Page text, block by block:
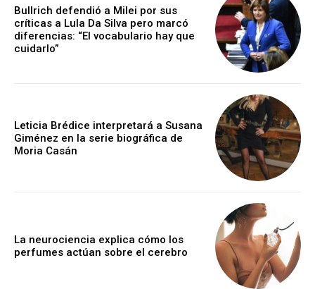
Bullrich defendió a Milei por sus
críticas a Lula Da Silva pero marcó
diferencias: “El vocabulario hay que
cuidarlo”
Leticia Brédice interpretará a Susana
Giménez en la serie biográfica de
Moria Casán
La neurociencia explica cómo los
perfumes actúan sobre el cerebro